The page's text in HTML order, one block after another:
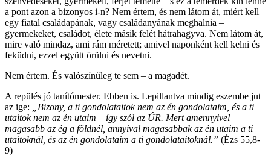
a pont azon a bizonyos i-n? Nem értem, és nem látom át, miért kell
egy fiatal családapának, vagy családanyának meghalnia –
gyermekeket, családot, élete másik felét hátrahagyva. Nem látom át,
mire való mindaz, ami rám méretett; amivel naponként kell kelni és
feküdni, ezzel együtt örülni és nevetni.
Nem értem. És valószínűleg te sem – a magadét.
A repülés jó tanítómester. Ebben is. Lepillantva mindig eszembe jut
az ige:
„Bizony, a ti gondolataitok nem az én gondolataim, és a ti
utaitok nem az én utaim – így szól az ÚR. Mert amennyivel
magasabb az ég a földnél, annyival magasabbak az én utaim a ti
utaitoknál, és az én gondolataim a ti gondolataitoknál.” (Ézs 55,8-
9)